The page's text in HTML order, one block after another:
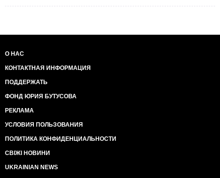
О НАС
КОНТАКТНАЯ ИНФОРМАЦИЯ
ПОДДЕРЖАТЬ
ФОНД ЮРИЯ БУТУСОВА
РЕКЛАМА
УСЛОВИЯ ПОЛЬЗОВАНИЯ
ПОЛИТИКА КОНФИДЕНЦИАЛЬНОСТИ
СВІЖІ НОВИНИ
UKRAINIAN NEWS